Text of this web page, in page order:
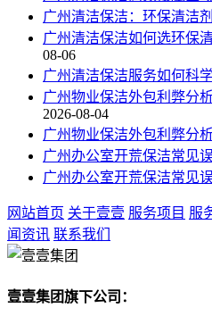
广州清洁保洁：环保清洁
广州清洁保洁如何选环保
08-06
广州清洁保洁服务如何科
广州物业保洁外包利弊分
2026-08-04
广州物业保洁外包利弊分
广州办公室开荒保洁常见
广州办公室开荒保洁常见
网站首页 关于壹壹 服务项目 服
闻资讯 联系我们
壹壹集团旗下公司：